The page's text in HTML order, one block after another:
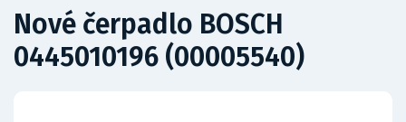
Nové čerpadlo BOSCH
0445010196 (00005540)